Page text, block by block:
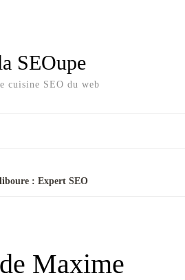
SEOupe
cuisine SEO du web
: Expert SEO
Maxime